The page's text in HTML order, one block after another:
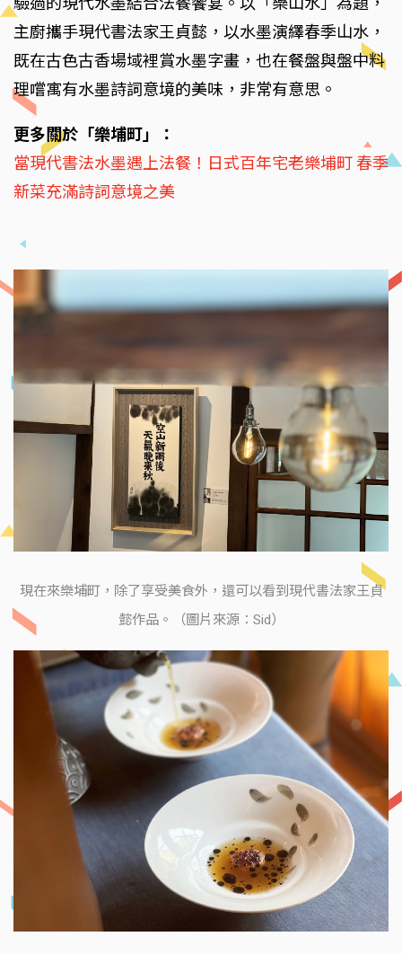
主廚攜手現代書法家王貞懿，以水墨演繹春季山水，
既在古色古香場域裡賞水墨字畫，也在餐盤與盤中料
理嚐寓有水墨詩詞意境的美味，非常有意思。
更多關於「樂埔町」：
當現代書法水墨遇上法餐！日式百年宅老樂埔町 春季
新菜充滿詩詞意境之美
現在來樂埔町，除了享受美食外，還可以看到現代書法家王貞
懿作品。（圖片來源：Sid）